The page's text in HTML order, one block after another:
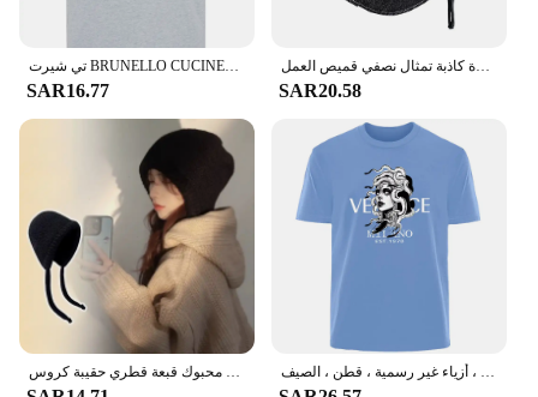
تي شيرت BRUNELLO CUCINELLI صيفي أنيق بأكمام قصيرة، مطبوع عليه حرف واحد فقط من القطن للرجال والنساء
SAR16.77
ديكي الدنيم وهمية طوق مكافحة النباح للكلاب بلوزة بيضاء المرأة متأنق سيدة كاذبة تمثال نصفي قميص العمل
SAR20.58
المرأة شتاء دافئ ميلارد محبوك قبعة الصوف المخلوطة التراص قبعة هوديي تنوعا محبوك قبعة قطري حقيبة كروس تيشيرت رجالي بحروف بسيطة ، ملابس مريحة جيدة التهوية للشارع في الهواء الطلق ، أزياء غير رسمية ، قطن ، الصيف